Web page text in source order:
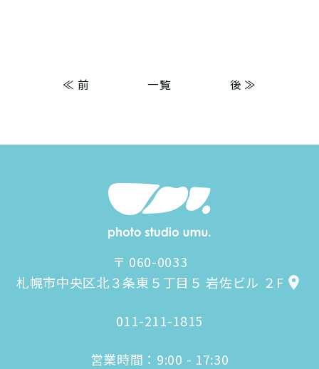
≪ 前 一覧 後 ≫
〒 060-0033
札幌市中央区北３条東５丁目５ 岩佐ビル ２F
011-211-1815
営業時間：9:00 - 17:30